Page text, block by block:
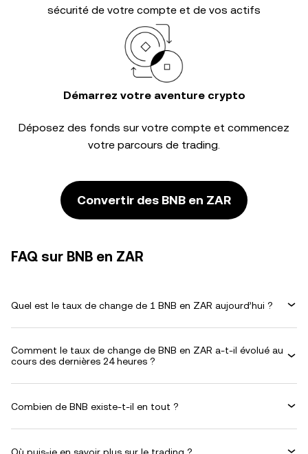
sécurité de votre compte et de vos actifs
Démarrez votre aventure crypto
Déposez des fonds sur votre compte et commencez
votre parcours de trading.
Convertir des BNB en ZAR
FAQ sur BNB en ZAR
Quel est le taux de change de 1 BNB en ZAR aujourd’hui ?
Comment le taux de change de BNB en ZAR a-t-il évolué au
cours des dernières 24 heures ?
Combien de BNB existe-t-il en tout ?
Où puis-je en savoir plus sur le trading ?